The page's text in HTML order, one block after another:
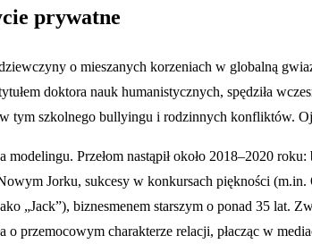
prywatne
o mieszanych korzeniach w globalną
doktora nauk humanistycznych, spędziła
tym szkolnego bullyingu i rodzinnych konfliktów.
Przełom nastąpił około 2018–2020
Jorku, sukcesy w konkursach piękności
„Jack”), biznesmenem starszym o ponad 35 lat.
przemocowym charakterze relacji, płacząc w